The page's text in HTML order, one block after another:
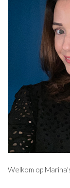
Welkom op